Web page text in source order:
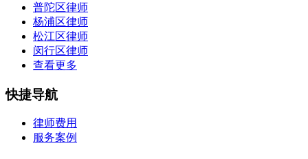
普陀区律师
杨浦区律师
松江区律师
闵行区律师
查看更多
快捷导航
律师费用
服务案例